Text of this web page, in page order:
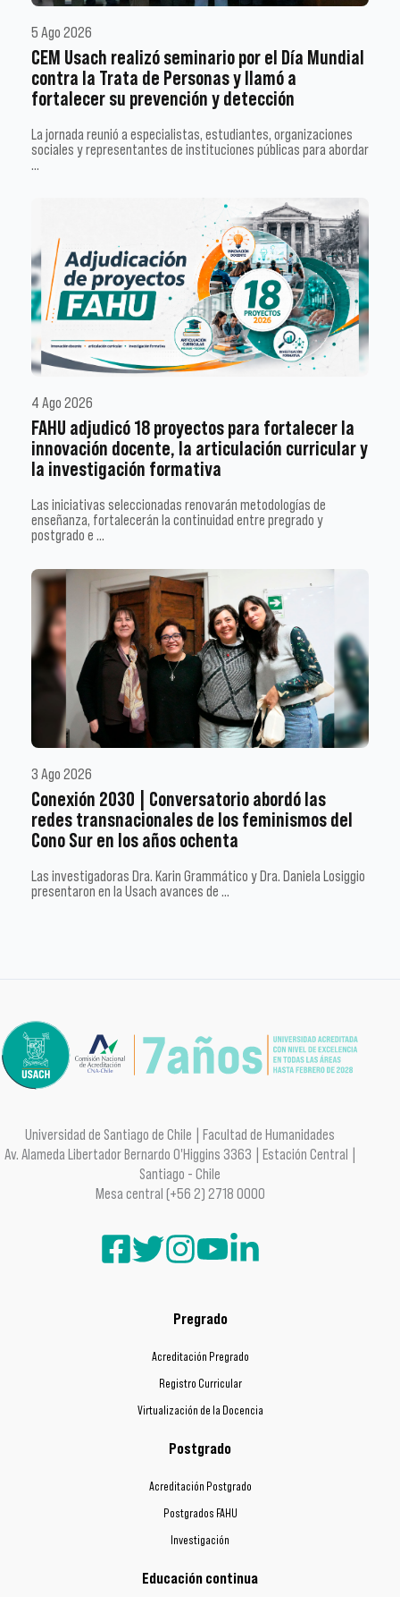
5 Ago 2026
CEM Usach realizó seminario por el Día Mundial
contra la Trata de Personas y llamó a
fortalecer su prevención y detección
La jornada reunió a especialistas, estudiantes, organizaciones
sociales y representantes de instituciones públicas para abordar
4 Ago 2026
FAHU adjudicó 18 proyectos para fortalecer la
innovación docente, la articulación curricular y
la investigación formativa
Las iniciativas seleccionadas renovarán metodologías de
enseñanza, fortalecerán la continuidad entre pregrado y
postgrado e …
3 Ago 2026
Conexión 2030 | Conversatorio abordó las
redes transnacionales de los feminismos del
Cono Sur en los años ochenta
Las investigadoras Dra. Karin Grammático y Dra. Daniela Losiggio
presentaron en la Usach avances de …
Universidad de Santiago de Chile | Facultad de Humanidades
Av. Alameda Libertador Bernardo O'Higgins 3363 | Estación Central |
Santiago - Chile
Mesa central (+56 2) 2718 0000
Pregrado
Acreditación Pregrado
Registro Curricular
Virtualización de la Docencia
Postgrado
Acreditación Postgrado
Postgrados FAHU
Investigación
Educación continua